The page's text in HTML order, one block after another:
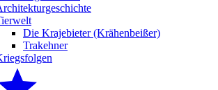
Die Krajebieter (Krähenbeißer)
Trakehner